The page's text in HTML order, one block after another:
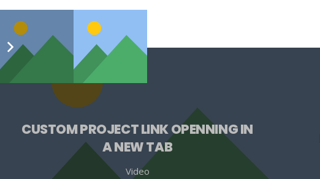
CUSTOM PROJECT LINK OPENNING IN
A NEW TAB
Video